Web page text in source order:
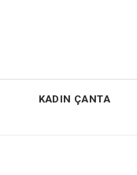
KADIN ÇANTA